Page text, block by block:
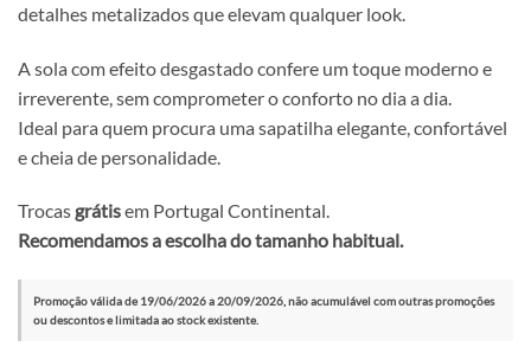
detalhes metalizados que elevam qualquer look.
A sola com efeito desgastado confere um toque moderno e
irreverente, sem comprometer o conforto no dia a dia.
Ideal para quem procura uma sapatilha elegante, confortável
e cheia de personalidade.
Trocas grátisem Portugal Continental.
Recomendamos a escolha do tamanho habitual.
Promoção válida de 19/06/2026 a 20/09/2026, não acumulável com outras promoções
ou descontos e limitada ao stock existente.